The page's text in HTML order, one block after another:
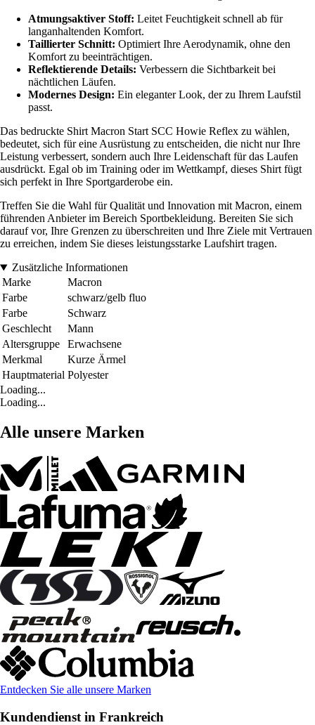
Atmungsaktiver Stoff: Leitet Feuchtigkeit schnell ab für
langanhaltenden Komfort.
Taillierter Schnitt: Optimiert Ihre Aerodynamik, ohne den
Komfort zu beeinträchtigen.
Reflektierende Details: Verbessern die Sichtbarkeit bei
nächtlichen Läufen.
Modernes Design: Ein eleganter Look, der zu Ihrem Laufstil
passt.
Das bedruckte Shirt Macron Start SCC Howie Reflex zu wählen,
bedeutet, sich für eine Ausrüstung zu entscheiden, die nicht nur Ihre
Leistung verbessert, sondern auch Ihre Leidenschaft für das Laufen
ausdrückt. Egal ob im Training oder im Wettkampf, dieses Shirt fügt
sich perfekt in Ihre Sportgarderobe ein.
Treffen Sie die Wahl für Qualität und Innovation mit Macron, einem
führenden Anbieter im Bereich Sportbekleidung. Bereiten Sie sich
darauf vor, Ihre Grenzen zu überschreiten und Ihre Ziele mit Vertrauen
zu erreichen, indem Sie dieses leistungsstarke Laufshirt tragen.
Zusätzliche Informationen
Marke
Macron
Farbe
schwarz/gelb fluo
Farbe
Schwarz
Geschlecht
Mann
Altersgruppe
Erwachsene
Merkmal
Kurze Ärmel
Hauptmaterial Polyester
Loading...
Loading...
Alle unsere Marken
Entdecken Sie alle unsere Marken
Kundendienst in Frankreich